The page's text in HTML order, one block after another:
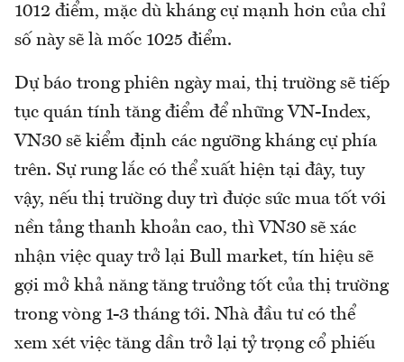
1012 điểm, mặc dù kháng cự mạnh hơn của chỉ
số này sẽ là mốc 1025 điểm.
Dự báo trong phiên ngày mai, thị trường sẽ tiếp
tục quán tính tăng điểm để những VN-Index,
VN30 sẽ kiểm định các ngưỡng kháng cự phía
trên. Sự rung lắc có thể xuất hiện tại đây, tuy
vậy, nếu thị trường duy trì được sức mua tốt với
nền tảng thanh khoản cao, thì VN30 sẽ xác
nhận việc quay trở lại Bull market, tín hiệu sẽ
gợi mở khả năng tăng trưởng tốt của thị trường
trong vòng 1-3 tháng tới. Nhà đầu tư có thể
xem xét việc tăng dần trở lại tỷ trọng cổ phiếu